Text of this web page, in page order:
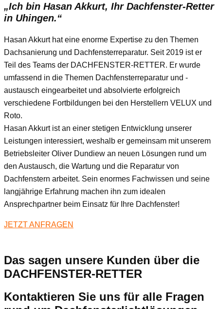
„Ich bin Hasan Akkurt, Ihr Dachfenster-Retter
in Uhingen.“
Hasan Akkurt hat eine enorme Expertise zu den Themen
Dachsanierung und Dachfensterreparatur. Seit 2019 ist er
Teil des Teams der DACHFENSTER-RETTER. Er wurde
umfassend in die Themen Dachfensterreparatur und -
austausch eingearbeitet und absolvierte erfolgreich
verschiedene Fortbildungen bei den Herstellern VELUX und
Roto.
Hasan Akkurt ist an einer stetigen Entwicklung unserer
Leistungen interessiert, weshalb er gemeinsam mit unserem
Betriebsleiter Oliver Dundiew an neuen Lösungen rund um
den Austausch, die Wartung und die Reparatur von
Dachfenstern arbeitet. Sein enormes Fachwissen und seine
langjährige Erfahrung machen ihn zum idealen
Ansprechpartner beim Einsatz für Ihre Dachfenster!
JETZT ANFRAGEN
Das sagen unsere Kunden über die
DACHFENSTER-RETTER
Kontaktieren Sie uns für alle Fragen